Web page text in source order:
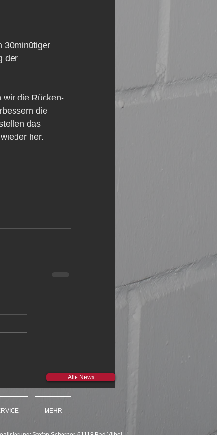
30minütiger
der
wir die Rücken-
die
das
her.
Alle News
MEHR